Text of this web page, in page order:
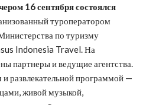
16 сентября состоялся
туроператором
по туризму
Indonesia Travel. На
партнеры и ведущие агентства.
развлекательной программой —
живой музыкой,